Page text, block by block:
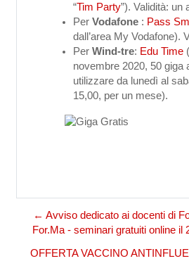
“Tim Party”). Validità: un
PerVodafone : Pass
dall’area My Vodafone).
PerWind-tre: Edu Time
novembre 2020, 50 giga
utilizzare da lunedì al
15,00, per un mese).
← Avviso dedicato ai docenti di
For.Ma - seminari gratuiti online il
OFFERTA VACCINO